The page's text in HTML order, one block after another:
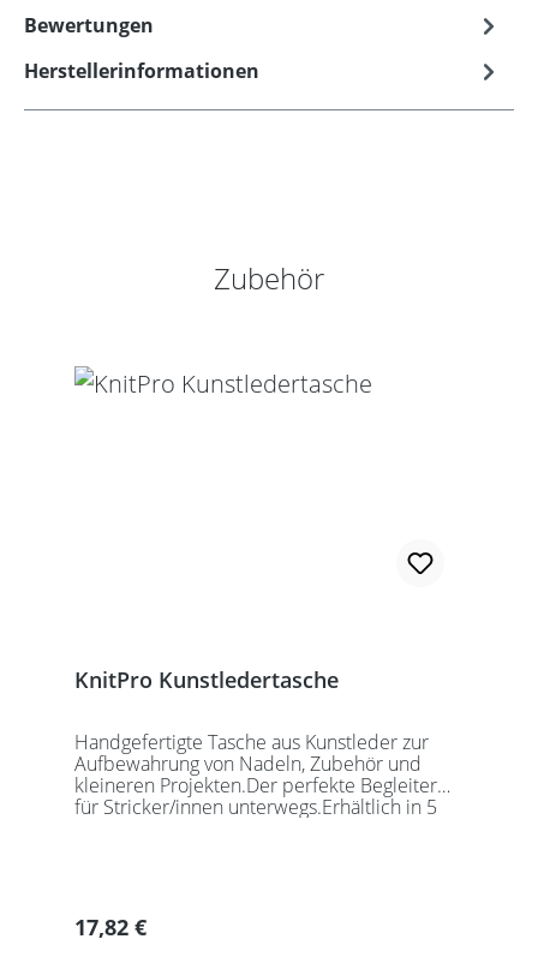
Bewertungen
Herstellerinformationen
Produktgalerie überspringen
Zubehör
KnitPro Kunstledertasche
Handgefertigte Tasche aus Kunstleder zur
Aufbewahrung von Nadeln, Zubehör und
kleineren Projekten.Der perfekte Begleiter
für Stricker/innen unterwegs.Erhältlich in 5
Regulärer Preis:
17,82 €